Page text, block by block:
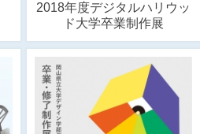
2018年度デジタルハリウッ
ド大学卒業制作展